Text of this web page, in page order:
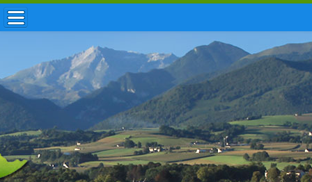
ACCUEIL / INFOS
MUNICIPALITÉ
VIE LOCALE
ENFANCE
TOURISME